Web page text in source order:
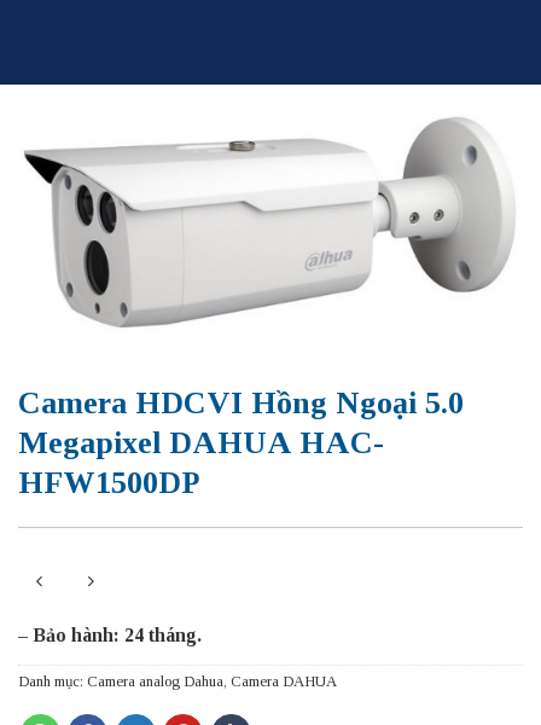
Camera HDCVI Hồng Ngoại 5.0
Megapixel DAHUA HAC-
HFW1500DP
– Bảo hành: 24 tháng.
Danh mục: Camera analog Dahua Camera DAHUA